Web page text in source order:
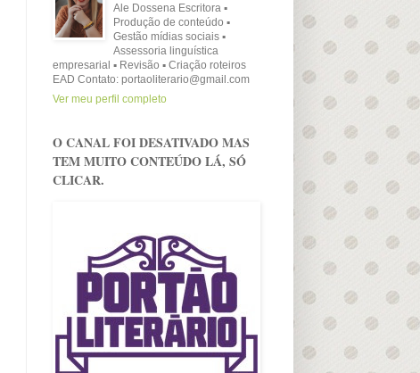
Ale Dossena Escritora ▪
Produção de conteúdo ▪
Gestão mídias sociais ▪
Assessoria linguística
empresarial ▪ Revisão ▪ Criação roteiros
EAD Contato: portaoliterario@gmail.com
Ver meu perfil completo
O CANAL FOI DESATIVADO MAS
TEM MUITO CONTEÚDO LÁ, SÓ
CLICAR.